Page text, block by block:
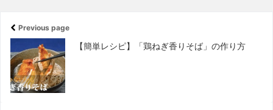
Previous page
【簡単レシピ】「鶏ねぎ香りそば」の作り方